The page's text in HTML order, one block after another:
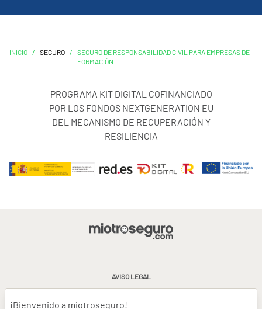
INICIO / SEGURO /
SEGURO DE RESPONSABILIDAD CIVIL PARA EMPRESAS DE
FORMACIÓN
PROGRAMA KIT DIGITAL COFINANCIADO
POR LOS FONDOS NEXTGENERATION EU
DEL MECANISMO DE RECUPERACIÓN Y
RESILIENCIA
AVISO LEGAL
CONDICIONES GENERALES DE USO
¡Bienvenido a miotroseguro!